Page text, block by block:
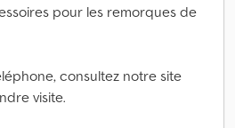
pour les remorques de
consultez notre site
visite.